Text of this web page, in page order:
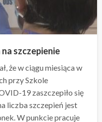
szczepienie
że w ciągu miesiąca w
przy Szkole
19 zaszczepiło się
liczba szczepień jest
W punkcie pracuje